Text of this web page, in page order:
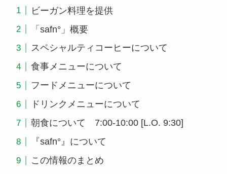
ビーガン料理を提供
「safn°」概要
スペシャルティコーヒーについて
食事メニューについて
フードメニューについて
ドリンクメニューについて
朝食について 7:00-10:00 [L.O. 9:30]
『safn°』について
この情報のまとめ